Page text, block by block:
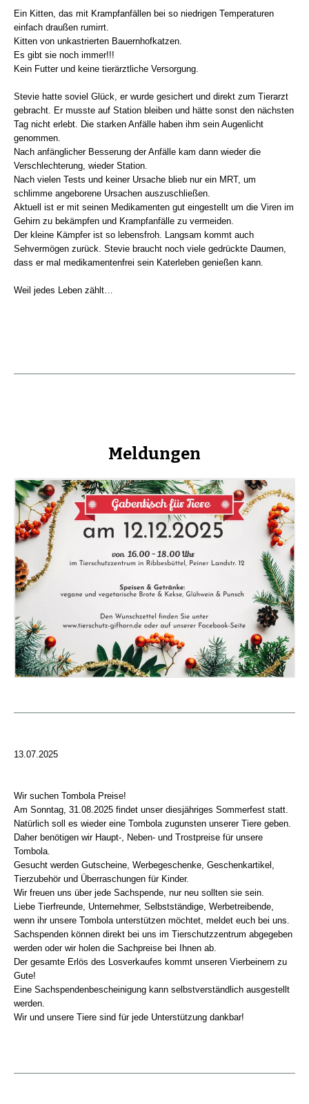
Ein Kitten, das mit Krampfanfällen bei so niedrigen Temperaturen
einfach draußen rumirrt.
Kitten von unkastrierten Bauernhofkatzen.
Es gibt sie noch immer!!!
Kein Futter und keine tierärztliche Versorgung.
Stevie hatte soviel Glück, er wurde gesichert und direkt zum Tierarzt
gebracht. Er musste auf Station bleiben und hätte sonst den nächsten
Tag nicht erlebt. Die starken Anfälle haben ihm sein Augenlicht
genommen.
Nach anfänglicher Besserung der Anfälle kam dann wieder die
Verschlechterung, wieder Station.
Nach vielen Tests und keiner Ursache blieb nur ein MRT, um
schlimme angeborene Ursachen auszuschließen.
Aktuell ist er mit seinen Medikamenten gut eingestellt um die Viren im
Gehirn zu bekämpfen und Krampfanfälle zu vermeiden.
Der kleine Kämpfer ist so lebensfroh. Langsam kommt auch
Sehvermögen zurück. Stevie braucht noch viele gedrückte Daumen,
dass er mal medikamentenfrei sein Katerleben genießen kann.
Weil jedes Leben zählt…
Meldungen
13.07.2025
Wir suchen Tombola Preise!
Am Sonntag, 31.08.2025 findet unser diesjähriges Sommerfest statt.
Natürlich soll es wieder eine Tombola zugunsten unserer Tiere geben.
Daher benötigen wir Haupt-, Neben- und Trostpreise für unsere
Tombola.
Gesucht werden Gutscheine, Werbegeschenke, Geschenkartikel,
Tierzubehör und Überraschungen für Kinder.
Wir freuen uns über jede Sachspende, nur neu sollten sie sein.
Liebe Tierfreunde, Unternehmer, Selbstständige, Werbetreibende,
wenn ihr unsere Tombola unterstützen möchtet, meldet euch bei uns.
Sachspenden können direkt bei uns im Tierschutzzentrum abgegeben
werden oder wir holen die Sachpreise bei Ihnen ab.
Der gesamte Erlös des Losverkaufes kommt unseren Vierbeinern zu
Gute!
Eine Sachspendenbescheinigung kann selbstverständlich ausgestellt
werden.
Wir und unsere Tiere sind für jede Unterstützung dankbar!